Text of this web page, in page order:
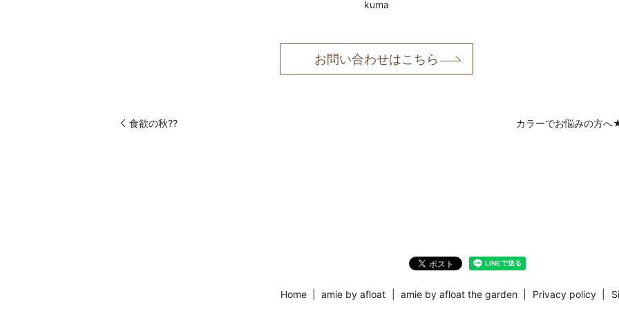
kuma
お問い合わせはこちら
食欲の秋?? カラーでお悩みの方へ
Home amie by afloat amie by afloat the garden Privacy policy